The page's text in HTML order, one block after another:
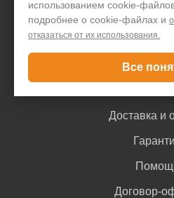
использованием cookie-
подробнее о cookie-файлах и
отказаться от их использования.
Все
Блог
Доставка и
Договор-